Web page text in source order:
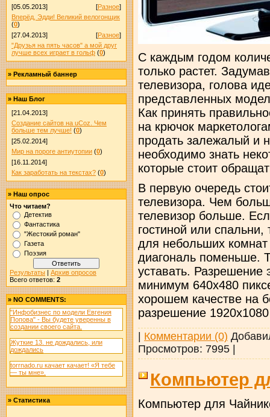
[05.05.2013]
[Разное]
Вперёд, Эдди! Великий велогонщик
(0)
[27.04.2013]
[Разное]
"Друзья на пять часов" а мой друг
лучше всех играет в гольф (0)
» Рекламный баннер
» Наш Блог
[21.04.2013]
Создание сайтов на uCoz. Чем
больше тем лучше! (0)
[25.02.2014]
Мир на пороге антиутопии (0)
[16.11.2014]
Как заработать на текстах? (0)
» Наш опрос
Что читаем?
Детектив
Фантастика
"Жестокий роман"
Газета
Поэзия
Результаты| Архив опросов
Всего ответов: 2
» NO COMMENTS:
"Инфобизнес по модели Евгения
Попова" - Вы будете уверенны в
создании своего сайта.
Жуткие 13. не дождались, или
дождались
torrnado.ru качает качает! «Я тебе
— ты мне».
» Статистика
С каждым годом
только растет.
телевизора, голова
представленных
Как принять
на крючок
продать залежалый и
необходимо знать
которые стоит
В первую очередь
телевизора. Чем
телевизор больше.
гостиной или
для небольших
диагональ поменьше.
уставать. Разрешение
минимум 640х480
хорошем качестве на
разрешение
| Комментарии (0)
Просмотров: 7995|
Компьютер
Компьютер для